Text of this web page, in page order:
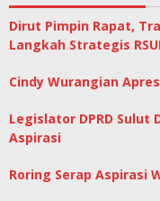
Dirut Pimpin Rapat,
Langkah Strategis
Cindy Wurangian
Legislator DPRD Sulut
Aspirasi
Roring Serap Aspirasi